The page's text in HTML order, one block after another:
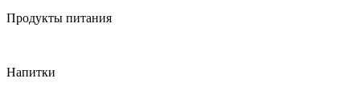
Продукты питания
Напитки